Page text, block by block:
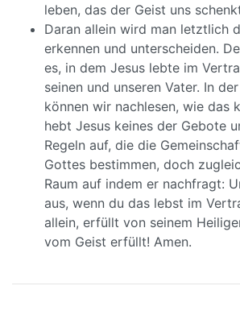
leben, das der Geist uns
Daran allein wird man letztlich
erkennen und unterscheiden.
es, in dem Jesus lebte im
seinen und unseren Vater. In
können wir nachlesen, wie das
hebt Jesus keines der Gebote
Regeln auf, die die
Gottes bestimmen, doch
Raum auf indem er nachfragt:
aus, wenn du das lebst im
allein, erfüllt von seinem
vom Geist erfüllt! Amen.